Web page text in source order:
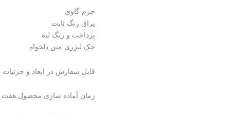
چرم گاوی
یراق رنگ ثابت
پرداخت و رنگ لبه
حک لیزری متن دلخواه
قابل سفارش در ابعاد و جزئیات
زمان آماده سازی محصول هفت